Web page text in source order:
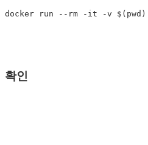
docker run --rm -it -v $( pwd )
확인